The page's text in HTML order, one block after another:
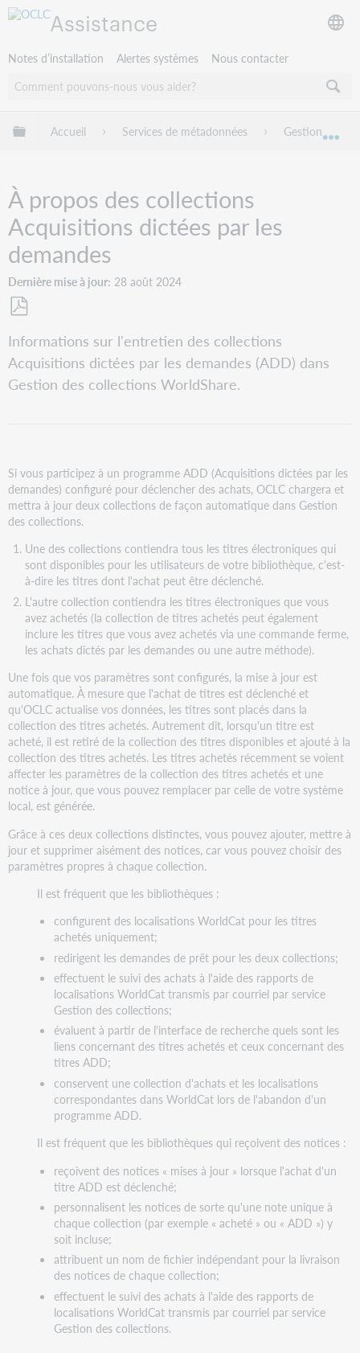
Assistance
Notes d’installation Alertes systèmes Nous contacter
Développer/réduire la hiérarchie globale
Accueil Services de métadonnées Gestion des
À propos des collections
Acquisitions dictées par les
demandes
Dernière mise à jour 28 août 2024
en
tant
que
Informations sur l'entretien des collections
Acquisitions dictées par les demandes (ADD) dans
Gestion des collections WorldShare.
Si vous participez à un programme ADD (Acquisitions dictées par les
demandes) configuré pour déclencher des achats, OCLC chargera et
mettra à jour deux collections de façon automatique dans Gestion
des collections.
Une des collections contiendra tous les titres électroniques qui
sont disponibles pour les utilisateurs de votre bibliothèque, c'est-
à-dire les titres dont l'achat peut être déclenché.
L'autre collection contiendra les titres électroniques que vous
avez achetés (la collection de titres achetés peut également
inclure les titres que vous avez achetés via une commande ferme,
les achats dictés par les demandes ou une autre méthode).
Une fois que vos paramètres sont configurés, la mise à jour est
automatique. À mesure que l'achat de titres est déclenché et
qu'OCLC actualise vos données, les titres sont placés dans la
collection des titres achetés. Autrement dit, lorsqu'un titre est
acheté, il est retiré de la collection des titres disponibles et ajouté à la
collection des titres achetés. Les titres achetés récemment se voient
affecter les paramètres de la collection des titres achetés et une
notice à jour, que vous pouvez remplacer par celle de votre système
local, est générée.
Grâce à ces deux collections distinctes, vous pouvez ajouter, mettre à
jour et supprimer aisément des notices, car vous pouvez choisir des
paramètres propres à chaque collection.
Il est fréquent que les bibliothèques :
configurent des localisations WorldCat pour les titres
achetés uniquement;
redirigent les demandes de prêt pour les deux collections;
effectuent le suivi des achats à l'aide des rapports de
localisations WorldCat transmis par courriel par service
Gestion des collections;
évaluent à partir de l'interface de recherche quels sont les
liens concernant des titres achetés et ceux concernant des
titres ADD;
conservent une collection d'achats et les localisations
correspondantes dans WorldCat lors de l'abandon d'un
programme ADD.
Il est fréquent que les bibliothèques qui reçoivent des notices :
reçoivent des notices « mises à jour » lorsque l'achat d'un
titre ADD est déclenché;
personnalisent les notices de sorte qu'une note unique à
chaque collection (par exemple « acheté » ou « ADD ») y
soit incluse;
attribuent un nom de fichier indépendant pour la livraison
des notices de chaque collection;
effectuent le suivi des achats à l'aide des rapports de
localisations WorldCat transmis par courriel par service
Gestion des collections.